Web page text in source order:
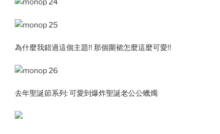
為什麼我錯過這個主題!! 那個圍裙怎麼這麼可愛!!
去年聖誕節系列: 可愛到爆炸聖誕老公公蠟燭